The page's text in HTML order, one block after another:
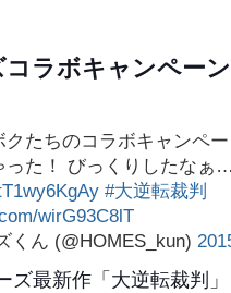
ラボキャンペー
クたちのコラボキャンペ
った！ びっくりしたな
#大逆転裁判
wirG93C8lT
くん (@HOMES_kun)
ズ最新作「大逆転裁判